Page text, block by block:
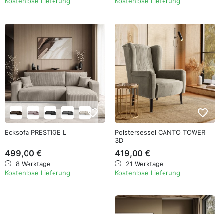
favorite_border
Ecksofa PRESTIGE L
499,00 €
8 Werktage
Kostenlose Lieferung
favorite_border
Polstersessel CANTO TOWER
3D
419,00 €
21 Werktage
Kostenlose Lieferung